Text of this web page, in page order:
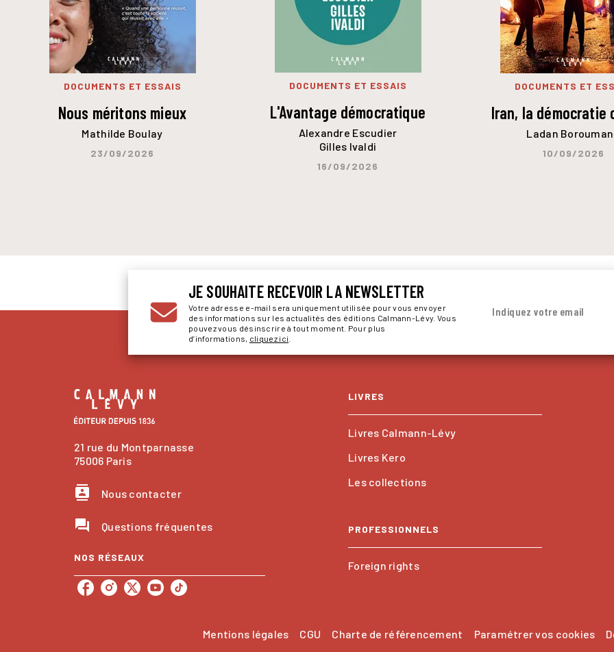
DOCUMENTS ET ESSAIS
Nous méritons mieux
Mathilde Boulay
23/09/2026
DOCUMENTS ET ESSAIS
L'Avantage démocratique
Alexandre Escudier
Gilles Ivaldi
16/09/2026
DOCUMENTS ET
Iran, la démocratie
Ladan
10/09/2026
JE SOUHAITE RECEVOIR LA NEWSLETTER
Votre adresse e-mail sera uniquement utilisée pour vous envoyer
des informations sur les actualités des éditions Calmann-Lévy. Vous
pouvez vous désinscrire à tout moment. Pour plus
d’informations, cliquez ici
Indiquez votre email
21 rue du Montparnasse
75006 Paris
contacts Nous contacter
question_answer Questions fréquentes
NOS RÉSEAUX
LIVRES
Livres Calmann-Lévy
Livres Kero
Les collections
PROFESSIONNELS
Foreign rights
Mentions légales CGU Charte de référencement Paramétrer vos cookies